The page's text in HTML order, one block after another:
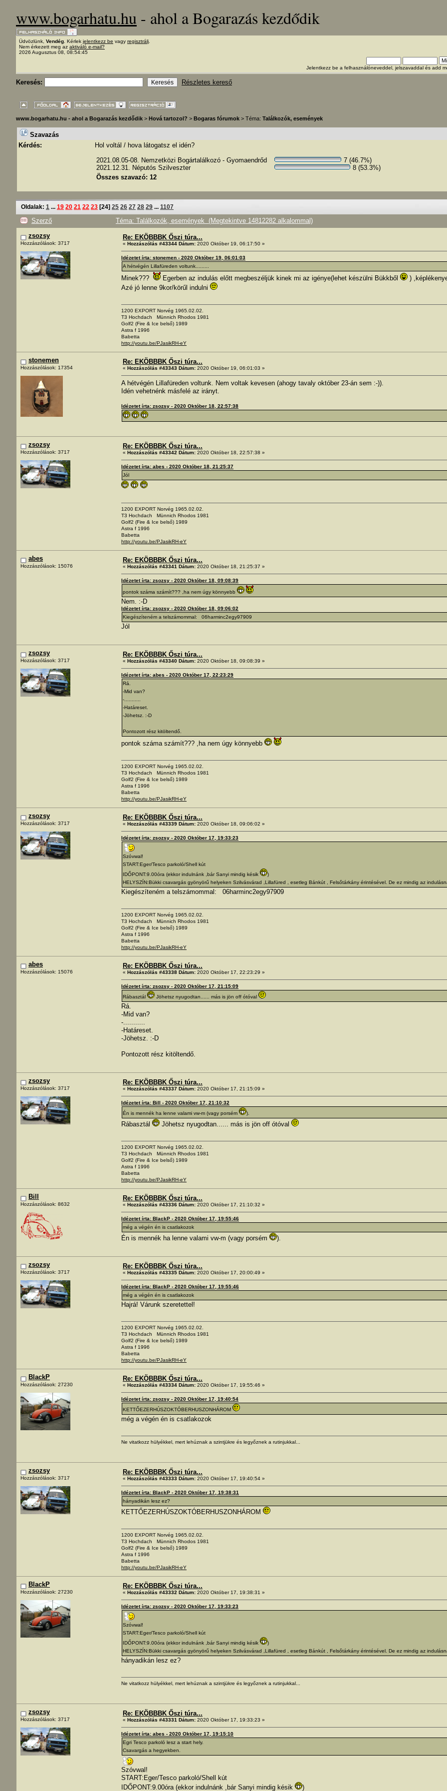
www.bogarhatu.hu - ahol a Bogarazás kezdődik
Üdvözlünk, Vendég . Kérlek jelentkezz be vagy regisztrálj
Nem érkezett meg az aktiváló e-mail?
2026 Augusztus 08, 08:54:45
Jelentkezz be a felhasználóneveddel, jelszavaddal és add
Keresés: Részletes kereső
www.bogarhatu.hu - ahol a Bogarazás kezdődik > Hová tartozol? > Bogaras fórumok > Téma: Találkozók, események
Szavazás
Kérdés:
Hol voltál / hova látogatsz el idén?
2021.08.05-08. Nemzetközi Bogártalálkozó - Gyomaendrőd
7 (46.7%)
2021.12.31. Néputós Szilveszter
8 (53.3%)
Összes szavazó: 12
Oldalak: 1 ... 19 20 21 22 23 [24] 25 26 27 28 29 ... 1107
Szerző
Téma: Találkozók, események (Megtekintve 14812282 alkalommal)
zsozsy
Hozzászólások: 3717
Re: EKÖBBBK Őszi túra...
« Hozzászólás #43344 Dátum: 2020 Október 19, 06:17:50 »
Idézetet írta: stonemen - 2020 Október 19, 06:01:03
A hétvégén Lillafüreden voltunk.........
Minek??? Egerben az indulás előtt megbeszéljük kinek mi az igénye(lehet készülni Bükkből
)
Azé jó lenne 9kor/körűl indulni
1200 EXPORT Norvég 1965.02.02.
T3 Hochdach Münnich Rhodos 1981
Golf2 (Fire & Ice belső) 1989
Astra f 1996
Babetta
http://youtu.be/PJasikRH-eY
stonemen
Hozzászólások: 17354
Re: EKÖBBBK Őszi túra...
« Hozzászólás #43343 Dátum: 2020 Október 19, 06:01:03 »
A hétvégén Lillafüreden voltunk. Nem voltak kevesen (ahogy tavaly október 23-án sem :-)).
Idén vehetnénk másfelé az irányt.
Idézetet írta: zsozsy - 2020 Október 18, 22:57:38
zsozsy
Hozzászólások: 3717
Re: EKÖBBBK Őszi túra...
« Hozzászólás #43342 Dátum: 2020 Október 18, 22:57:38 »
Idézetet írta: abes - 2020 Október 18, 21:25:37
Jól
1200 EXPORT Norvég 1965.02.02.
T3 Hochdach Münnich Rhodos 1981
Golf2 (Fire & Ice belső) 1989
Astra f 1996
Babetta
http://youtu.be/PJasikRH-eY
abes
Hozzászólások: 15076
Re: EKÖBBBK Őszi túra...
« Hozzászólás #43341 Dátum: 2020 Október 18, 21:25:37 »
Idézetet írta: zsozsy - 2020 Október 18, 09:08:39
pontok száma számít??? ,ha nem úgy könnyebb
Nem. :-D
Idézetet írta: zsozsy - 2020 Október 18, 09:06:02
Kiegészíteném a telszámommal: 06harminc2egy97909
Jól
zsozsy
Hozzászólások: 3717
Re: EKÖBBBK Őszi túra...
« Hozzászólás #43340 Dátum: 2020 Október 18, 09:08:39 »
Idézetet írta: abes - 2020 Október 17, 22:23:29
Rá.
-Mid van?
-...........
-Határeset.
-Jöhetsz. :-D
Pontozott rész kitöltendő.
pontok száma számít??? ,ha nem úgy könnyebb
1200 EXPORT Norvég 1965.02.02.
T3 Hochdach Münnich Rhodos 1981
Golf2 (Fire & Ice belső) 1989
Astra f 1996
Babetta
http://youtu.be/PJasikRH-eY
zsozsy
Hozzászólások: 3717
Re: EKÖBBBK Őszi túra...
« Hozzászólás #43339 Dátum: 2020 Október 18, 09:06:02 »
Idézetet írta: zsozsy - 2020 Október 17, 19:33:23
Szóvwal!
START:Eger/Tesco parkoló/Shell kút
IDŐPONT:9.00óra (ekkor indulnánk ,bár Sanyi mindig késik
)
HELYSZÍN:Bükki csavargás gyönyörű helyeken Szilvásvárad ,Lillafüred , esetleg Bánkút , Felsőtárkány érintésével. De ez mindig az
Kiegészíteném a telszámommal: 06harminc2egy97909
1200 EXPORT Norvég 1965.02.02.
T3 Hochdach Münnich Rhodos 1981
Golf2 (Fire & Ice belső) 1989
Astra f 1996
Babetta
http://youtu.be/PJasikRH-eY
abes
Hozzászólások: 15076
Re: EKÖBBBK Őszi túra...
« Hozzászólás #43338 Dátum: 2020 Október 17, 22:23:29 »
Idézetet írta: zsozsy - 2020 Október 17, 21:15:09
Rábasztál
Jöhetsz nyugodtan...... más is jön off ótóval
Rá.
-Mid van?
-...........
-Határeset.
-Jöhetsz. :-D
Pontozott rész kitöltendő.
zsozsy
Hozzászólások: 3717
Re: EKÖBBBK Őszi túra...
« Hozzászólás #43337 Dátum: 2020 Október 17, 21:15:09 »
Idézetet írta: Bill - 2020 Október 17, 21:10:32
Én is mennék ha lenne valami vw-m (vagy porsém
).
Rábasztál Jöhetsz nyugodtan...... más is jön off ótóval
1200 EXPORT Norvég 1965.02.02.
T3 Hochdach Münnich Rhodos 1981
Golf2 (Fire & Ice belső) 1989
Astra f 1996
Babetta
http://youtu.be/PJasikRH-eY
Bill
Hozzászólások: 8632
Re: EKÖBBBK Őszi túra...
« Hozzászólás #43336 Dátum: 2020 Október 17, 21:10:32 »
Idézetet írta: BlackP - 2020 Október 17, 19:55:46
még a végén én is csatlakozok
Én is mennék ha lenne valami vw-m (vagy porsém ).
zsozsy
Hozzászólások: 3717
Re: EKÖBBBK Őszi túra...
« Hozzászólás #43335 Dátum: 2020 Október 17, 20:00:49 »
Idézetet írta: BlackP - 2020 Október 17, 19:55:46
még a végén én is csatlakozok
Hajrá! Várunk szeretettel!
1200 EXPORT Norvég 1965.02.02.
T3 Hochdach Münnich Rhodos 1981
Golf2 (Fire & Ice belső) 1989
Astra f 1996
Babetta
http://youtu.be/PJasikRH-eY
BlackP
Hozzászólások: 27230
Re: EKÖBBBK Őszi túra...
« Hozzászólás #43334 Dátum: 2020 Október 17, 19:55:46 »
Idézetet írta: zsozsy - 2020 Október 17, 19:40:54
KETTŐEZERHÚSZOKTÓBERHUSZONHÁROM
még a végén én is csatlakozok
Ne vitatkozz hülyékkel, mert lehúznak a szintjükre és legyőznek a rutinjukkal...
zsozsy
Hozzászólások: 3717
Re: EKÖBBBK Őszi túra...
« Hozzászólás #43333 Dátum: 2020 Október 17, 19:40:54 »
Idézetet írta: BlackP - 2020 Október 17, 19:38:31
hányadikán lesz ez?
KETTŐEZERHÚSZOKTÓBERHUSZONHÁROM
1200 EXPORT Norvég 1965.02.02.
T3 Hochdach Münnich Rhodos 1981
Golf2 (Fire & Ice belső) 1989
Astra f 1996
Babetta
http://youtu.be/PJasikRH-eY
BlackP
Hozzászólások: 27230
Re: EKÖBBBK Őszi túra...
« Hozzászólás #43332 Dátum: 2020 Október 17, 19:38:31 »
Idézetet írta: zsozsy - 2020 Október 17, 19:33:23
Szóvwal!
START:Eger/Tesco parkoló/Shell kút
IDŐPONT:9.00óra (ekkor indulnánk ,bár Sanyi mindig késik
)
HELYSZÍN:Bükki csavargás gyönyörű helyeken Szilvásvárad ,Lillafüred , esetleg Bánkút , Felsőtárkány érintésével. De ez mindig az
hányadikán lesz ez?
Ne vitatkozz hülyékkel, mert lehúznak a szintjükre és legyőznek a rutinjukkal...
zsozsy
Hozzászólások: 3717
Re: EKÖBBBK Őszi túra...
« Hozzászólás #43331 Dátum: 2020 Október 17, 19:33:23 »
Idézetet írta: abes - 2020 Október 17, 19:15:10
Egri Tesco parkoló lesz a start hely.
Csavargás a hegyekben.
Szóvwal!
START:Eger/Tesco parkoló/Shell kút
IDŐPONT:9.00óra (ekkor indulnánk ,bár Sanyi mindig késik
)